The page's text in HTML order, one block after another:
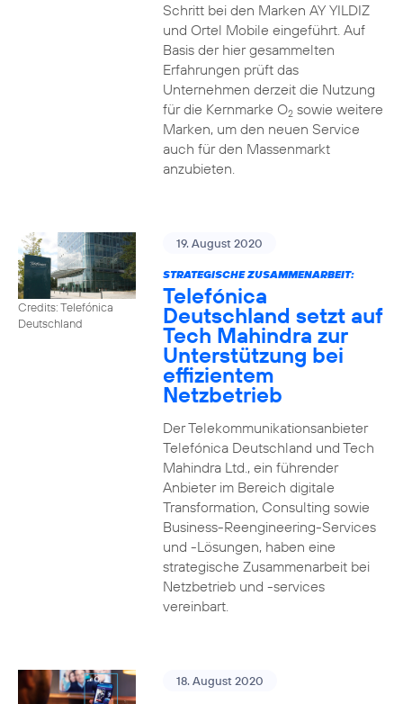
Schritt bei den Marken AY YILDIZ
und Ortel Mobile eingeführt. Auf
Basis der hier gesammelten
Erfahrungen prüft das
Unternehmen derzeit die Nutzung
für die Kernmarke O2sowie weitere
Marken, um den neuen Service
auch für den Massenmarkt
anzubieten.
Credits: Telefónica
Deutschland
19. August 2020
STRATEGISCHE ZUSAMMENARBEIT:
Telefónica
Deutschland setzt auf
Tech Mahindra zur
Unterstützung bei
effizientem
Netzbetrieb
Der Telekommunikationsanbieter
Telefónica Deutschland und Tech
Mahindra Ltd., ein führender
Anbieter im Bereich digitale
Transformation, Consulting sowie
Business-Reengineering-Services
und -Lösungen, haben eine
strategische Zusammenarbeit bei
Netzbetrieb und -services
vereinbart.
18. August 2020